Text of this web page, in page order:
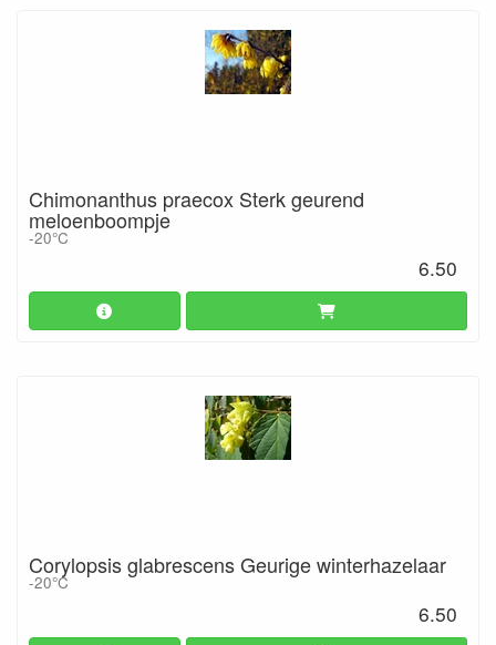
Chimonanthus praecox Sterk geurend
meloenboompje
-20°C
6.50
Corylopsis glabrescens Geurige winterhazelaar
-20°C
6.50